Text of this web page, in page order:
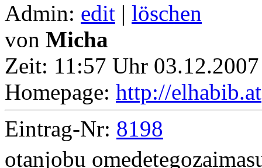
Admin: edit | löschen
von Micha
Zeit: 11:57 Uhr
Homepage: http://elhabib.at
Eintrag-Nr: 8198
otanjobu